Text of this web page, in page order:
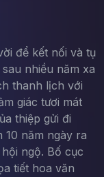
để kết nối và tụ
nhiều năm xa
thanh lịch với
giác tươi mát
thiệp gửi đi
10 năm ngày ra
ngộ. Bố cục
tiết hoa văn